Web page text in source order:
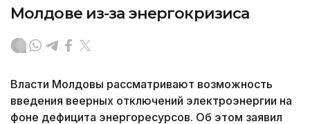
Молдове из-за энергокризиса
Власти Молдовы рассматривают возможность
введения веерных отключений электроэнергии на
фоне дефицита энергоресурсов. Об этом заявил